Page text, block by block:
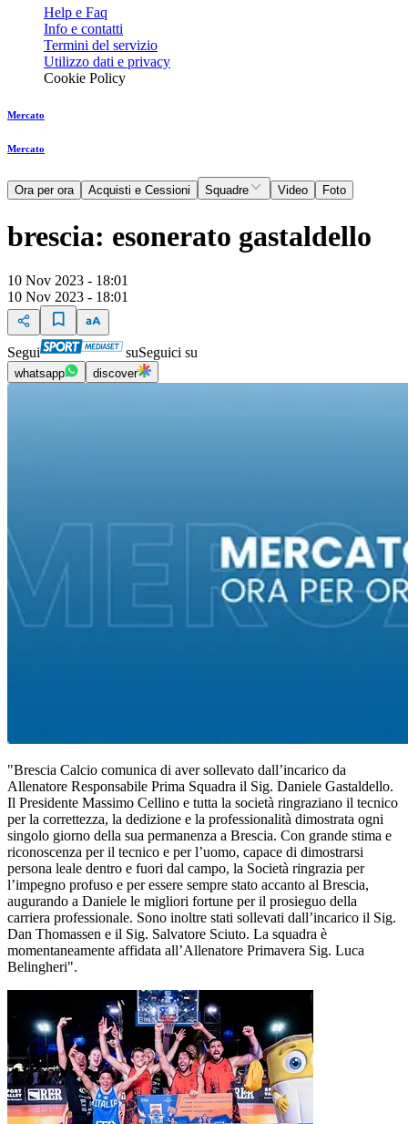
Help e Faq
Info e contatti
Termini del servizio
Utilizzo dati e privacy
Cookie Policy
Mercato
Mercato
Ora per ora Acquisti e Cessioni Squadre Video Foto
brescia: esonerato gastaldello
10 Nov 2023 - 18:01
10 Nov 2023 - 18:01
Segui suSeguici su
whatsapp discover
"Brescia Calcio comunica di aver sollevato dall’incarico da
Allenatore Responsabile Prima Squadra il Sig. Daniele Gastaldello.
Il Presidente Massimo Cellino e tutta la società ringraziano il tecnico
per la correttezza, la dedizione e la professionalità dimostrata ogni
singolo giorno della sua permanenza a Brescia. Con grande stima e
riconoscenza per il tecnico e per l’uomo, capace di dimostrarsi
persona leale dentro e fuori dal campo, la Società ringrazia per
l’impegno profuso e per essere sempre stato accanto al Brescia,
augurando a Daniele le migliori fortune per il prosieguo della
carriera professionale. Sono inoltre stati sollevati dall’incarico il Sig.
Dan Thomassen e il Sig. Salvatore Sciuto. La squadra è
momentaneamente affidata all’Allenatore Primavera Sig. Luca
Belingheri".